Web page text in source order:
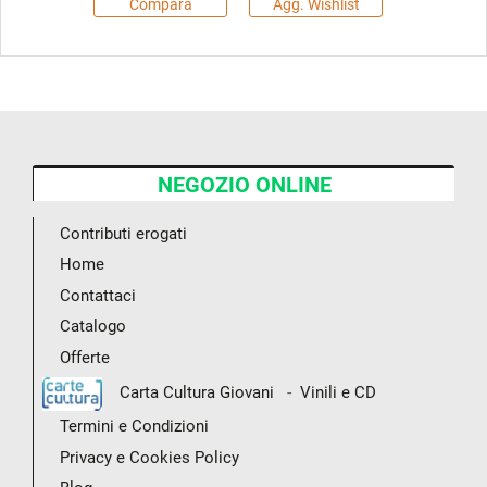
Compara Agg. Wishlist
NEGOZIO ONLINE
Contributi erogati
Home
Contattaci
Catalogo
Offerte
Carta Cultura Giovani
- Vinili e CD
Termini e Condizioni
Privacy e Cookies Policy